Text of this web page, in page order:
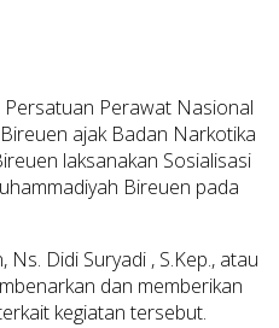
Persatuan Perawat Nasional
ajak Badan Narkotika
laksanakan Sosialisasi
Bireuen pada
Didi Suryadi , S.Kep., atau
dan memberikan
kegiatan tersebut.